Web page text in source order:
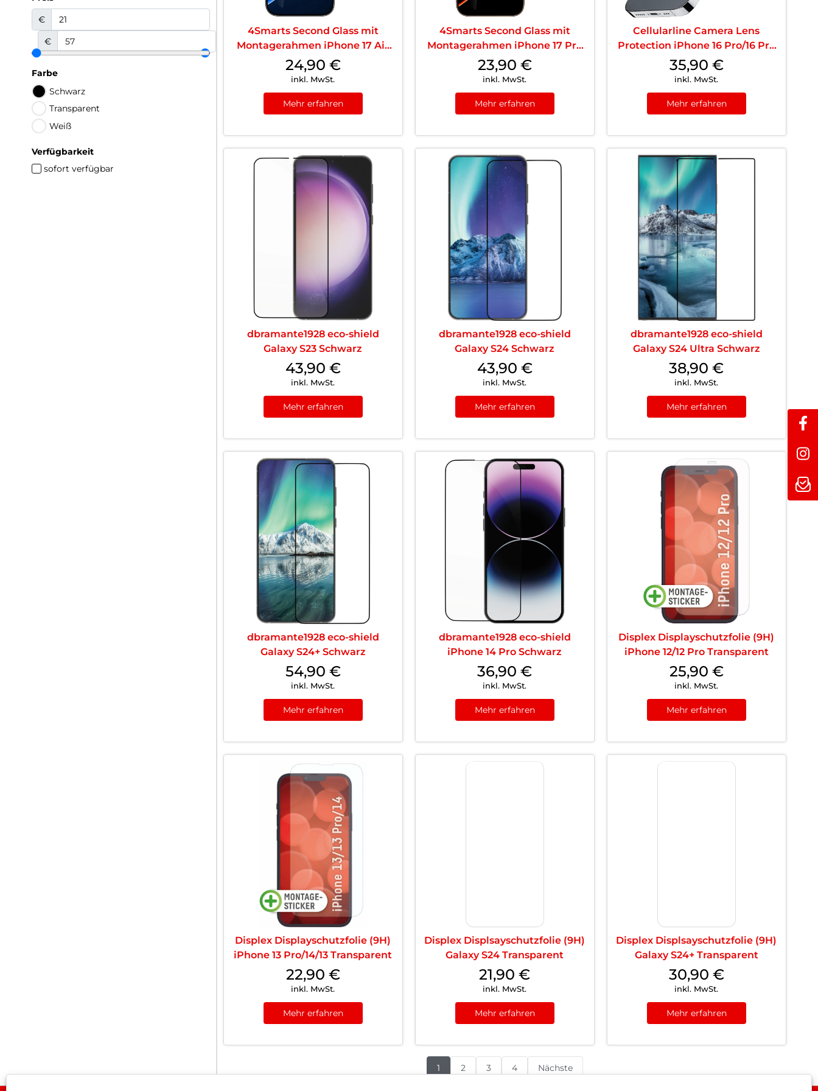
€
€
Farbe
Schwarz
Transparent
Weiß
Verfügbarkeit
sofort verfügbar
4Smarts Second Glass mit
Montagerahmen iPhone 17 Air
Transparent
24,90 €
inkl. MwSt.
Mehr erfahren
4Smarts Second Glass mit
Montagerahmen iPhone 17 Pro
Transparent
23,90 €
inkl. MwSt.
Mehr erfahren
Cellularline Camera Lens
Protection iPhone 16 Pro/16 Pro
Max Clear
35,90 €
inkl. MwSt.
Mehr erfahren
dbramante1928 eco-shield
Galaxy S23 Schwarz
43,90 €
inkl. MwSt.
Mehr erfahren
dbramante1928 eco-shield
Galaxy S24 Schwarz
43,90 €
inkl. MwSt.
Mehr erfahren
dbramante1928 eco-shield
Galaxy S24 Ultra Schwarz
38,90€
inkl. MwSt.
Mehr erfahren
dbramante1928 eco-shield
Galaxy S24+ Schwarz
54,90 €
inkl. MwSt.
Mehr erfahren
dbramante1928 eco-shield
iPhone 14 Pro Schwarz
36,90€
inkl. MwSt.
Mehr erfahren
Displex Displayschutzfolie (9H)
iPhone 12/12 Pro Transparent
25,90 €
inkl. MwSt.
Mehr erfahren
Displex Displayschutzfolie (9H)
iPhone 13 Pro/14/13 Transparent
22,90 €
inkl. MwSt.
Mehr erfahren
Displex Displsayschutzfolie (9H)
Galaxy S24 Transparent
21,90€
inkl. MwSt.
Mehr erfahren
Displex Displsayschutzfolie (9H)
Galaxy S24+ Transparent
30,90 €
inkl. MwSt.
Mehr erfahren
1 2 3 4 Nächste